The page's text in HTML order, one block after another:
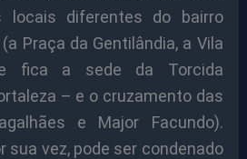
locais diferentes do bairro
Praça da Gentilândia, a Vila
fica a sede da Torcida
– e o cruzamento das
e Major Facundo).
sua vez, pode ser condenado